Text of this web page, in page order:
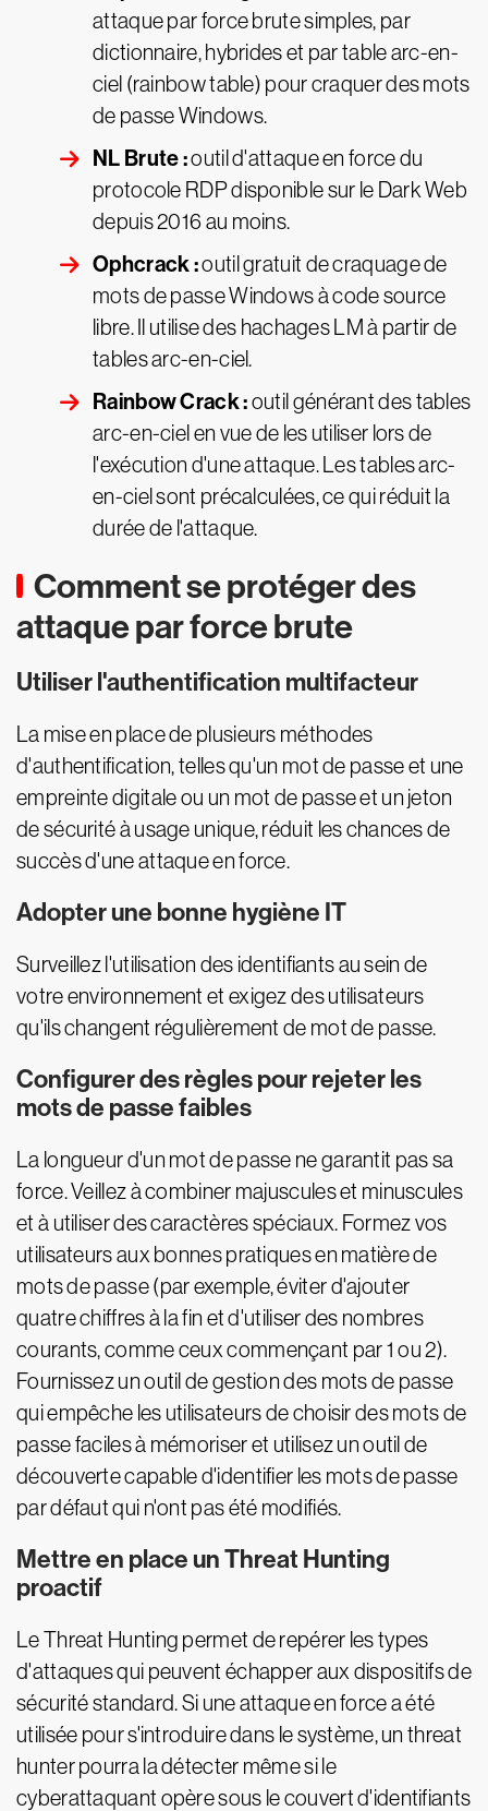
attaque par force brute simples, par
dictionnaire, hybrides et par table arc-en-
ciel (rainbow table) pour craquer des mots
de passe Windows.
NL Brute :outil d'attaque en force du
protocole RDP disponible sur le Dark Web
depuis 2016 au moins.
Ophcrack :outil gratuit de craquage de
mots de passe Windows à code source
libre. Il utilise des hachages LM à partir de
tables arc-en-ciel.
Rainbow Crack :outil générant des tables
arc-en-ciel en vue de les utiliser lors de
l'exécution d'une attaque. Les tables arc-
en-ciel sont précalculées, ce qui réduit la
durée de l'attaque.
Comment se protéger des
attaque par force brute
Utiliser l'authentification multifacteur
La mise en place de plusieurs méthodes
d'authentification, telles qu'un mot de passe et une
empreinte digitale ou un mot de passe et un jeton
de sécurité à usage unique, réduit les chances de
succès d'une attaque en force.
Adopter une bonne hygiène IT
Surveillez l'utilisation des identifiants au sein de
votre environnement et exigez des utilisateurs
qu'ils changent régulièrement de mot de passe.
Configurer des règles pour rejeter les
mots de passe faibles
La longueur d'un mot de passe ne garantit pas sa
force. Veillez à combiner majuscules et minuscules
et à utiliser des caractères spéciaux. Formez vos
utilisateurs aux bonnes pratiques en matière de
mots de passe (par exemple, éviter d'ajouter
quatre chiffres à la fin et d'utiliser des nombres
courants, comme ceux commençant par 1 ou 2).
Fournissez un outil de gestion des mots de passe
qui empêche les utilisateurs de choisir des mots de
passe faciles à mémoriser et utilisez un outil de
découverte capable d'identifier les mots de passe
par défaut qui n'ont pas été modifiés.
Mettre en place un Threat Hunting
proactif
Le Threat Hunting permet de repérer les types
d'attaques qui peuvent échapper aux dispositifs de
sécurité standard. Si une attaque en force a été
utilisée pour s'introduire dans le système, un threat
hunter pourra la détecter même si le
cyberattaquant opère sous le couvert d'identifiants